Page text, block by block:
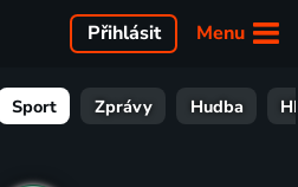
Menu
Přihlásit
Sport Zprávy Hudba